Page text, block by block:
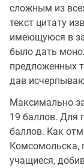
сложным из
текст цитату
имеющуюся в
было дать
предложенных
дав
Максимально
19 баллов. Для
баллов. Как
Комсомольска,
учащиеся,